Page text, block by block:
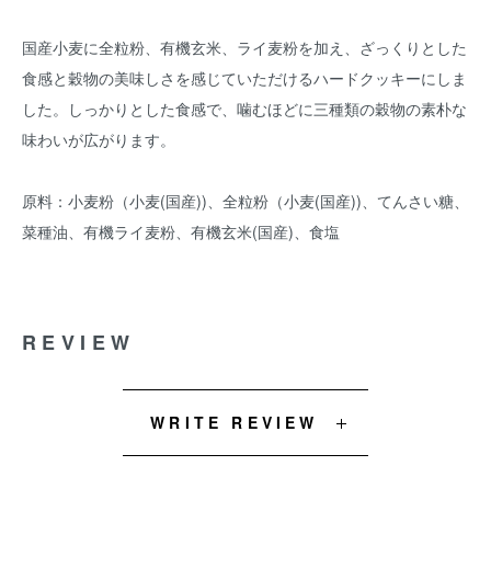
国産小麦に全粒粉、有機玄米、ライ麦粉を加え、ざっくりとした
食感と穀物の美味しさを感じていただけるハードクッキーにしま
した。しっかりとした食感で、噛むほどに三種類の穀物の素朴な
味わいが広がります。
原料：小麦粉（小麦(国産))、全粒粉（小麦(国産))、てんさい糖、
菜種油、有機ライ麦粉、有機玄米(国産)、食塩
REVIEW
WRITE REVIEW